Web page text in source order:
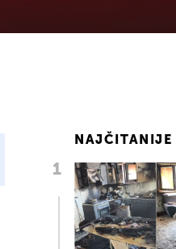
NAJČITANIJE